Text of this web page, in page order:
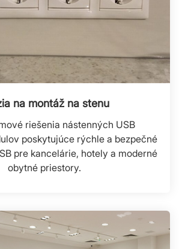
na montáž na stenu
riešenia nástenných USB
poskytujúce rýchle a bezpečné
pre kancelárie, hotely a moderné
obytné priestory.